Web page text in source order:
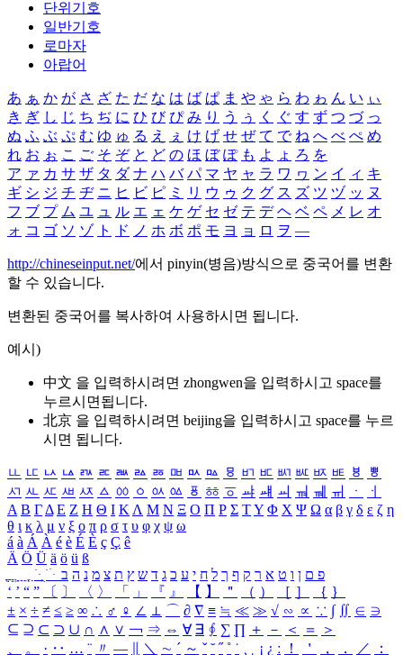
단위기호
일반기호
로마자
아랍어
あ ぁ か が さ ざ た だ な は ば ぱ ま や ゃ ら わ ゎ ん い ぃ
き ぎ し じ ち ぢ に ひ び ぴ み り う ぅ く ぐ す ず つ づ っ
ぬ ふ ぶ ぷ む ゆ ゅ る え ぇ け げ せ ぜ て で ね へ べ ぺ め
れ お ぉ こ ご そ ぞ と ど の ほ ぼ ぽ も よ ょ ろ を
ア ァ カ サ ザ タ ダ ナ ハ バ パ マ ヤ ャ ラ ワ ヮ ン イ ィ キ
ギ シ ジ チ ヂ ニ ヒ ビ ピ ミ リ ウ ゥ ク グ ス ズ ツ ヅ ッ ヌ
フ ブ プ ム ユ ュ ル エ ェ ケ ゲ セ ゼ テ デ ヘ ベ ペ メ レ オ
ォ コ ゴ ソ ゾ ト ド ノ ホ ボ ポ モ ヨ ョ ロ ヲ ―
http://chineseinput.net/에서 pinyin(병음)방식으로 중국어를 변환
할 수 있습니다.
변환된 중국어를 복사하여 사용하시면 됩니다.
예시)
中文 을 입력하시려면 zhongwen을 입력하시고 space를
누르시면됩니다.
北京 을 입력하시려면 beijing을 입력하시고 space를 누르
시면 됩니다.
ㅥ ㅦ ㅧ ㅨ ㅩ ㅪ ㅫ ㅬ ㅭ ㅮ ㅯ ㅰ ㅱ ㅲ ㅳ ㅴ ㅵ ㅶ ㅷ ㅸ
ㅹ
ㅺ ㅻ ㅼ ㅽ ㅾ ㅿ ㆀ ㆁ ㆂ ㆃ ㆄ ㆅ ㆆ ㆇ ㆈ ㆉ ㆊ ㆋ ㆌ ㆍ
ㆎ
Α Β ΓΔ Ε Ζ Η Θ Ι ΚΛ Μ Ν Ξ Ο Π Ρ Σ ΤΥ Φ Χ Ψ Ω α β γ δ ε ζ η
θ ι κ λ μ ν ξ ο π ρ σ τ υ φ χ ψ ω
á à Á À é è É È ç Ç ê
Ä Ö Ü ä ö ü ß
ִֶֹ ֻּ ׁׂ פ ם ן ו ט א ר ק ף ך ל ח י ע כ ג ד ש ץ ת צ מ נ ה ב
‘ ’ “ ” 〔 〕 〈 〉 「 」 『 』 【 】 ＂ （ ） ［ ］ ｛ ｝
± × ÷ ≠ ≤ ≥ ∞ ∴ ♂ ♀ ∠ ⊥ ⌒ ∂ ∇ ≡ ≒ ≪ ≫ √ ∽ ∝ ∵ ∫ ∬ ∈ ∋
⊆ ⊇ ⊂ ⊃ ∪ ∩ ∧ ∨ ￢ ⇒ ⇔ ∀ ∃ ∮ ∑ ∏ ＋ － ＜ ＝
＞
、
。 · ‥ … ¨ 〃 ― ＼ ∼ ´ ～ ˇ ˘ ˝ ˚ ˙ ¸ ¡ ¿ ː ！ ＇ ， ． ／
：